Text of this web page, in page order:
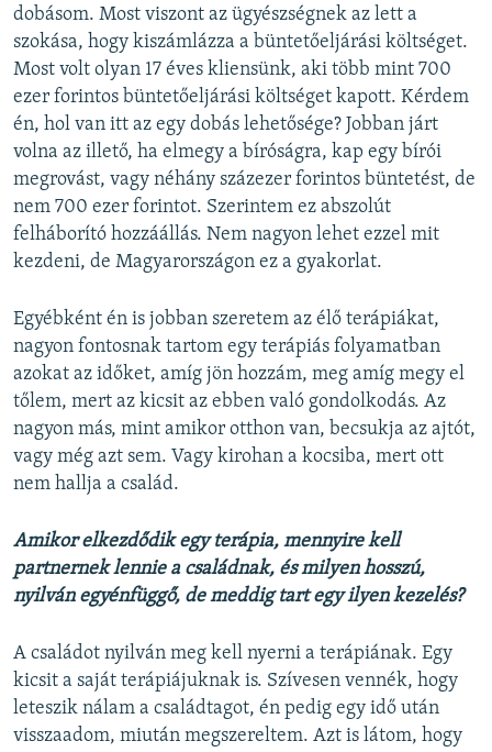
dobásom. Most viszont az ügyészségnek az lett a
szokása, hogy kiszámlázza a büntetőeljárási költséget.
Most volt olyan 17 éves kliensünk, aki több mint 700
ezer forintos büntetőeljárási költséget kapott. Kérdem
én, hol van itt az egy dobás lehetősége? Jobban járt
volna az illető, ha elmegy a bíróságra, kap egy bírói
megrovást, vagy néhány százezer forintos büntetést, de
nem 700 ezer forintot. Szerintem ez abszolút
felháborító hozzáállás. Nem nagyon lehet ezzel mit
kezdeni, de Magyarországon ez a gyakorlat.
Egyébként én is jobban szeretem az élő terápiákat,
nagyon fontosnak tartom egy terápiás folyamatban
azokat az időket, amíg jön hozzám, meg amíg megy el
tőlem, mert az kicsit az ebben való gondolkodás. Az
nagyon más, mint amikor otthon van, becsukja az ajtót,
vagy még azt sem. Vagy kirohan a kocsiba, mert ott
nem hallja a család.
Amikor elkezdődik egy terápia, mennyire kell
partnernek lennie a családnak, és milyen hosszú,
nyilván egyénfüggő, de meddig tart egy ilyen kezelés?
A családot nyilván meg kell nyerni a terápiának. Egy
kicsit a saját terápiájuknak is. Szívesen vennék, hogy
leteszik nálam a családtagot, én pedig egy idő után
visszaadom, miután megszereltem. Azt is látom, hogy